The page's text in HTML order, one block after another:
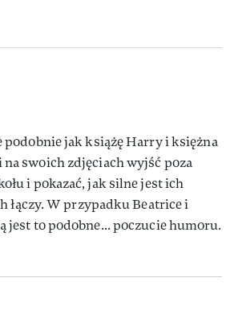
podobnie jak książę Harry i księżna
swoich zdjęciach wyjść poza
i pokazać, jak silne jest ich
łączy. W przypadku Beatrice i
jest to podobne... poczucie humoru.